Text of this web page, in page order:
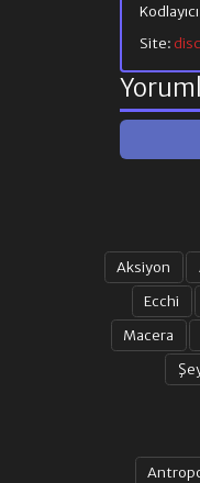
Site:
Aksiyon
Ecchi
Macera